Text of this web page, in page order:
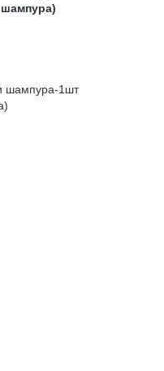
шампура)
шампура-1шт